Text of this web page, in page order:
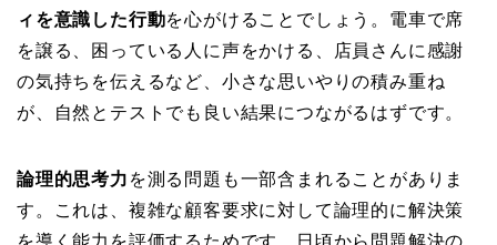
ィを意識した行動を心がけることでしょう。電車で席
を譲る、困っている人に声をかける、店員さんに感謝
の気持ちを伝えるなど、小さな思いやりの積み重ね
が、自然とテストでも良い結果につながるはずです。
論理的思考力 を測る問題も一部含まれることがありま
す。これは、複雑な顧客要求に対して論理的に解決策